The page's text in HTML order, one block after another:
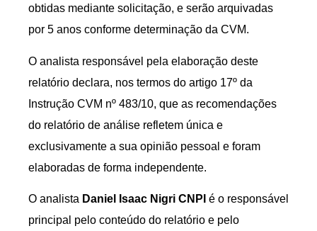
obtidas mediante solicitação, e serão arquivadas
por 5 anos conforme determinação da CVM.
O analista responsável pela elaboração deste
relatório declara, nos termos do artigo 17º da
Instrução CVM nº 483/10, que as recomendações
do relatório de análise refletem única e
exclusivamente a sua opinião pessoal e foram
elaboradas de forma independente.
O analista Daniel Isaac Nigri CNPI é o responsável
principal pelo conteúdo do relatório e pelo